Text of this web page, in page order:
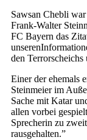
Sawsan Chebli
Frank-Walter
FC Bayern das
den
Einer der ehemals
Steinmeier im
Sache mit Katar
allen vorbei
Sprecherin zu
rausgehalten.”